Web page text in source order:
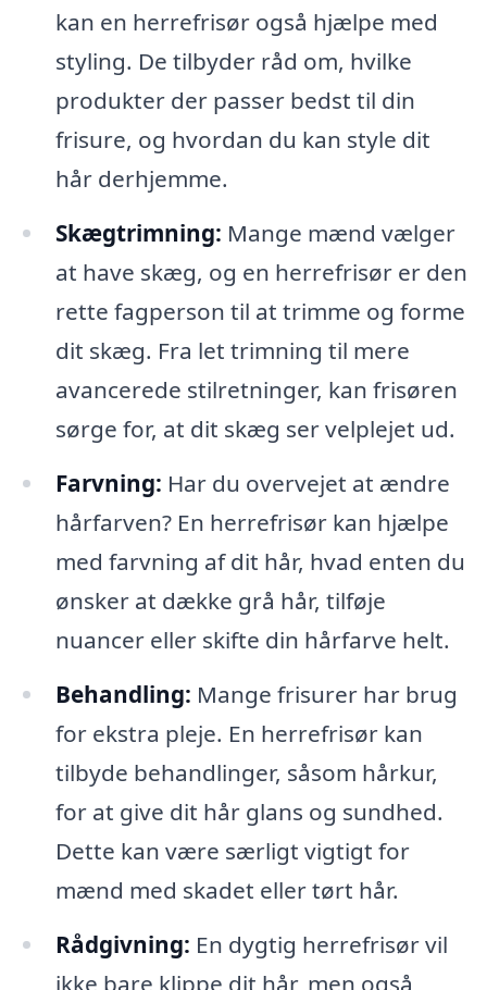
kan en herrefrisør også hjælpe med
styling. De tilbyder råd om, hvilke
produkter der passer bedst til din
frisure, og hvordan du kan style dit
hår derhjemme.
Skægtrimning: Mange mænd vælger
at have skæg, og en herrefrisør er den
rette fagperson til at trimme og forme
dit skæg. Fra let trimning til mere
avancerede stilretninger, kan frisøren
sørge for, at dit skæg ser velplejet ud.
Farvning: Har du overvejet at ændre
hårfarven? En herrefrisør kan hjælpe
med farvning af dit hår, hvad enten du
ønsker at dække grå hår, tilføje
nuancer eller skifte din hårfarve helt.
Behandling: Mange frisurer har brug
for ekstra pleje. En herrefrisør kan
tilbyde behandlinger, såsom hårkur,
for at give dit hår glans og sundhed.
Dette kan være særligt vigtigt for
mænd med skadet eller tørt hår.
Rådgivning: En dygtig herrefrisør vil
ikke bare klippe dit hår, men også